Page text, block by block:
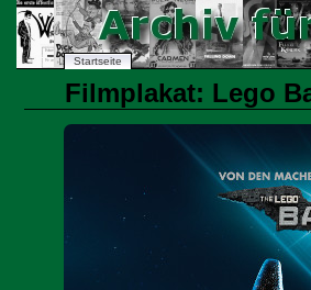
Startseite
Filmplakat: Lego